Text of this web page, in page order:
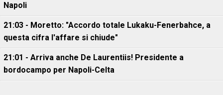
Napoli
21:03 - Moretto: "Accordo totale Lukaku-Fenerbahce, a
questa cifra l'affare si chiude"
21:01 - Arriva anche De Laurentiis! Presidente a
bordocampo per Napoli-Celta